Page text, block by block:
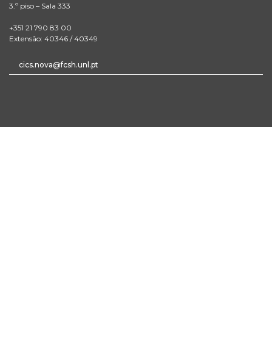
3.º piso – Sala 333
+351 21 790 83 00
Extensão: 40346 / 40349
cics.nova@fcsh.unl.pt